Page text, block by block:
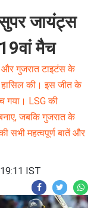
जायंट्स
मैच
गुजरात टाइटंस के
की। इस जीत के
गया। LSG की
जबकि गुजरात के
सभी महत्वपूर्ण बातें और
IST